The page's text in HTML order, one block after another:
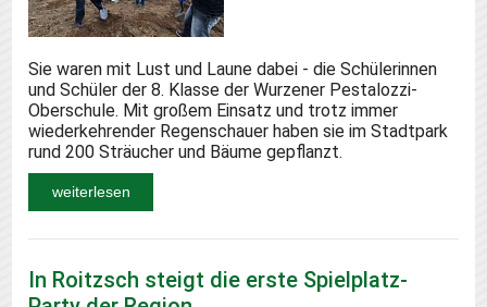
Sie waren mit Lust und Laune dabei - die Schülerinnen
und Schüler der 8. Klasse der Wurzener Pestalozzi-
Oberschule. Mit großem Einsatz und trotz immer
wiederkehrender Regenschauer haben sie im Stadtpark
rund 200 Sträucher und Bäume gepflanzt.
weiterlesen
In Roitzsch steigt die erste Spielplatz-